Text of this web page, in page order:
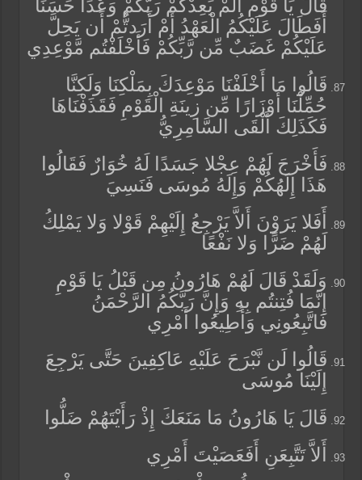
قَالَ يَا قَوْمِ أَلَمْ يَعِدْكُمْ رَبُّكُمْ وَعْدًا حَسَنًا
أَفَطَالَ عَلَيْكُمُ الْعَهْدُ أَمْ أَرَدتُّمْ أَن يَحِلَّ
عَلَيْكُمْ غَضَبٌ مِّن رَّبِّكُمْ فَأَخْلَفْتُم مَّوْعِدِي
قَالُوا مَا أَخْلَفْنَا مَوْعِدَكَ بِمَلْكِنَا وَلَكِنَّا
حُمِّلْنَا أَوْزَارًا مِّن زِينَةِ الْقَوْمِ فَقَذَفْنَاهَا
فَكَذَلِكَ أَلْقَى السَّامِرِيُّ
فَأَخْرَجَ لَهُمْ عِجْلا جَسَدًا لَهُ خُوَارٌ فَقَالُوا
هَذَا إِلَهُكُمْ وَإِلَهُ مُوسَى فَنَسِيَ
أَفَلا يَرَوْنَ أَلاَّ يَرْجِعُ إِلَيْهِمْ قَوْلا وَلا يَمْلِكُ
لَهُمْ ضَرًّا وَلا نَفْعًا
وَلَقَدْ قَالَ لَهُمْ هَارُونُ مِن قَبْلُ يَا قَوْمِ
إِنَّمَا فُتِنتُم بِهِ وَإِنَّ رَبَّكُمُ الرَّحْمَنُ
فَاتَّبِعُونِي وَأَطِيعُوا أَمْرِي
قَالُوا لَن نَّبْرَحَ عَلَيْهِ عَاكِفِينَ حَتَّى يَرْجِعَ
إِلَيْنَا مُوسَى
قَالَ يَا هَارُونُ مَا مَنَعَكَ إِذْ رَأَيْتَهُمْ ضَلُّوا
أَلاَّ تَتَّبِعَنِ أَفَعَصَيْتَ أَمْرِي